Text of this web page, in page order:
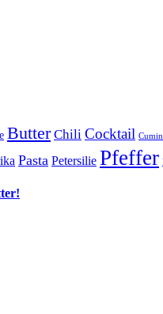
Butter Chili Cocktail Cumin
Pasta Petersilie Pfeffer